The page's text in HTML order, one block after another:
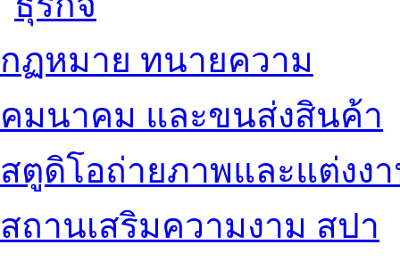
กฏหมาย ทนายความ
คมนาคม และขนส่งสินค้า
สตูดิโอถ่ายภาพและแต่งง
สถานเสริมความงาม สปา